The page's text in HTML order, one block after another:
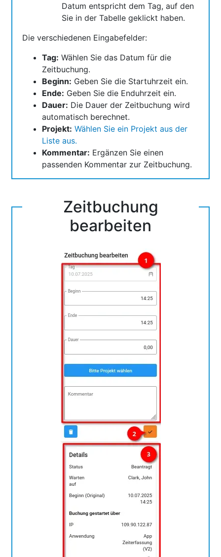
Datum entspricht dem Tag, auf den
Sie in der Tabelle geklickt haben.
Die verschiedenen Eingabefelder:
Tag: Wählen Sie das Datum für die
Zeitbuchung.
Beginn: Geben Sie die Startuhrzeit ein.
Ende: Geben Sie die Enduhrzeit ein.
Dauer: Die Dauer der Zeitbuchung wird
automatisch berechnet.
Projekt: Wählen Sie ein Projekt aus der
Liste aus.
Kommentar: Ergänzen Sie einen
passenden Kommentar zur Zeitbuchung.
Zeitbuchung
bearbeiten